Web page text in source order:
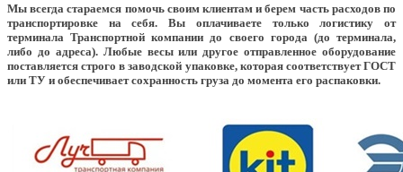
Мы всегда стараемся помочь своим клиентам и берем часть расходов по
транспортировке на себя. Вы оплачиваете только логистику от
терминала Транспортной компании до своего города (до терминала,
либо до адреса). Любые весы или другое отправленное оборудование
поставляется строго в заводской упаковке, которая соответствует ГОСТ
или ТУ и обеспечивает сохранность груза до момента его распаковки.